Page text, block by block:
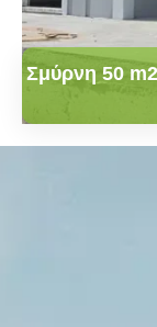
Σμύρνη 50